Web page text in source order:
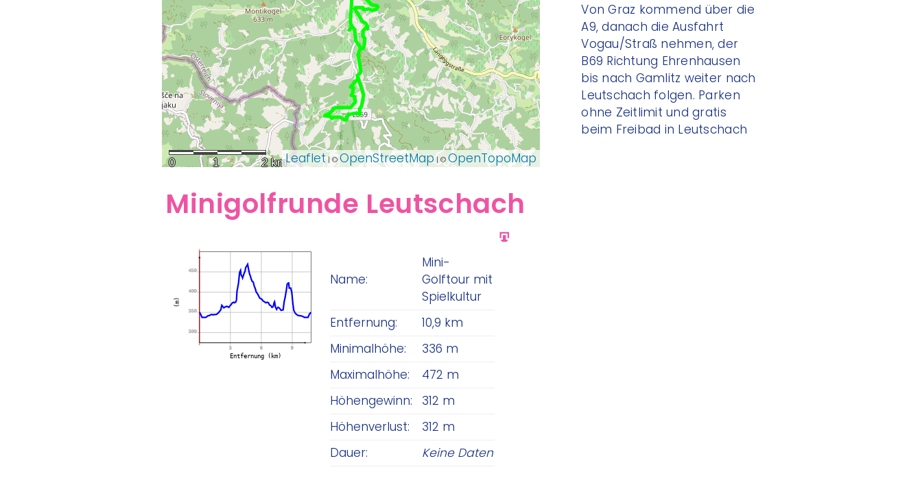
0 1 2 kmLeaflet| ©OpenStreetMap| ©OpenTopoMap
Minigolfrunde Leutschach
300
350
400
450
3 6 9
Entfernung (km)
(m)
Name:
Mini-
Golftour mit
Spielkultur
Entfernung:
10,9 km
Minimalhöhe:
336 m
Maximalhöhe:
472 m
Höhengewinn:
312 m
Höhenverlust:
312 m
Dauer:
Keine Daten
Von Graz kommend über die
A9, danach die Ausfahrt
Vogau/Straß nehmen, der
B69 Richtung Ehrenhausen
bis nach Gamlitz weiter nach
Leutschach folgen. Parken
ohne Zeitlimit und gratis
beim Freibad in Leutschach